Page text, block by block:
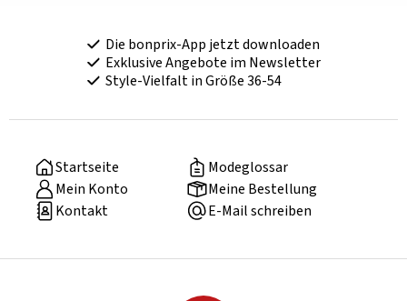
Die bonprix-App jetzt downloaden
Exklusive Angebote im Newsletter
Style-Vielfalt in Größe 36-54
Startseite
Modeglossar
Mein Konto
Meine Bestellung
Kontakt
E-Mail schreiben